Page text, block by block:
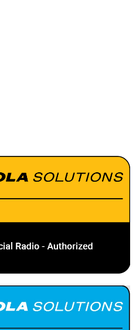
ήχου ATEX
Motorola ATEX (π.χ.
DP4401Ex)